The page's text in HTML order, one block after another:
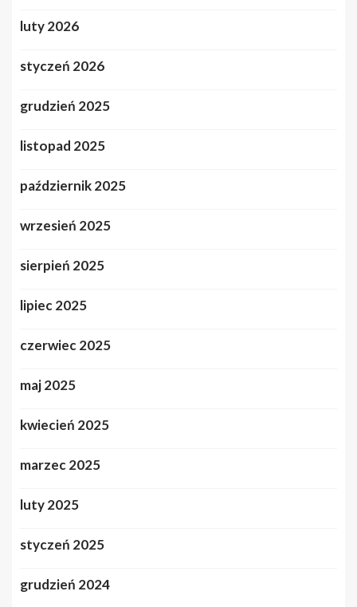
luty 2026
styczeń 2026
grudzień 2025
listopad 2025
październik 2025
wrzesień 2025
sierpień 2025
lipiec 2025
czerwiec 2025
maj 2025
kwiecień 2025
marzec 2025
luty 2025
styczeń 2025
grudzień 2024